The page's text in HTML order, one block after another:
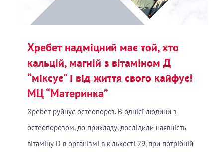
Хребет надміцний має той, хто
кальцій, магній з вітаміном Д
“міксує” і від життя свого кайфує!
МЦ “Материнка”
Хребет руйнує остеопороз. В однієї людини з
остеопорозом, до прикладу, дослідили наявність
вітаміну D в організмі в кількості 29, при потрібній